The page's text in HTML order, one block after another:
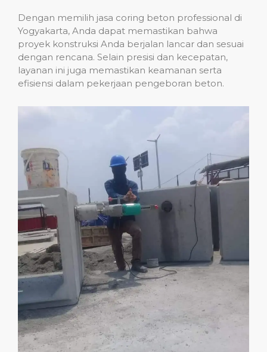
Dengan memilih jasa coring beton professional di
Yogyakarta, Anda dapat memastikan bahwa
proyek konstruksi Anda berjalan lancar dan sesuai
dengan rencana. Selain presisi dan kecepatan,
layanan ini juga memastikan keamanan serta
efisiensi dalam pekerjaan pengeboran beton.